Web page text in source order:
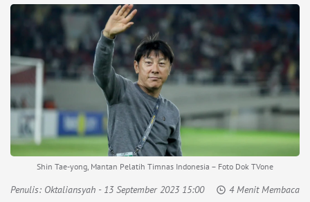
Shin Tae-yong, Mantan Pelatih Timnas Indonesia – Foto Dok TVone
Penulis: Oktaliansyah - 13 September 2023 15:00 4 Menit Membaca